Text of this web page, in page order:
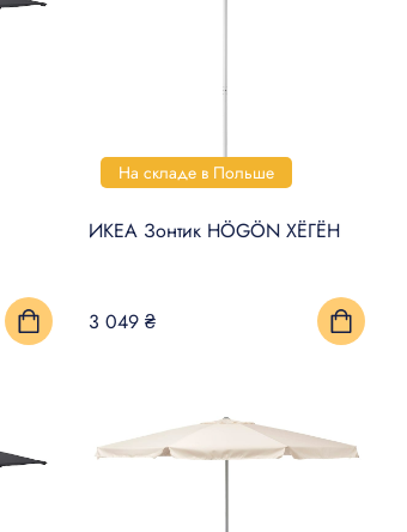
На складе в Польше
ИКЕА Зонтик HÖGÖN ХЁГЁН
3 049 ₴